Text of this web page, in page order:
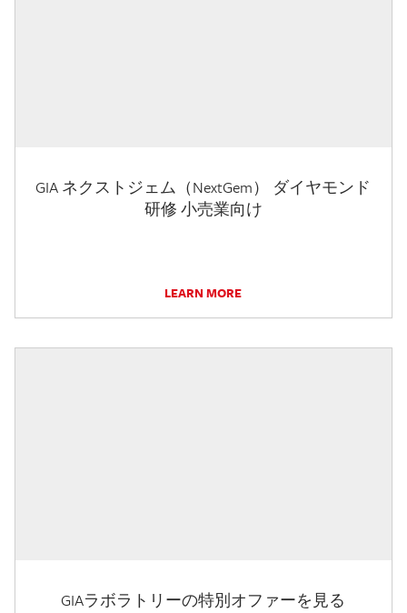
GIA ネクストジェム（NextGem） ダイヤモンド
研修 小売業向け
LEARN MORE
GIAラボラトリーの特別オファーを見る